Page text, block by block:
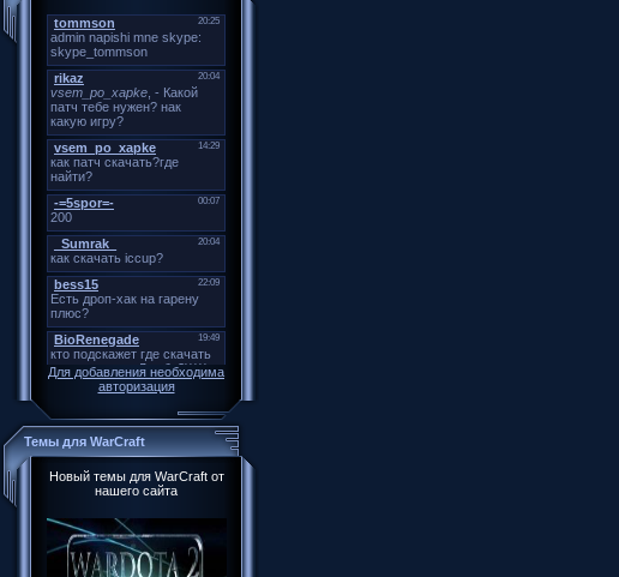
Для добавления необходима
авторизация
Темы для WarCraft
Новый темы для WarCraft от
нашего сайта